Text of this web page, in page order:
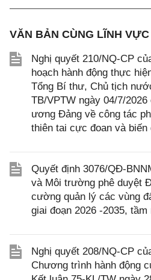
VĂN BẢN CÙNG LĨNH VỰC
Nghị quyết 210/NQ-CP
hoạch hành động thực
Tổng Bí thư, Chủ tịch
TB/VPTW ngày 04/7/
ương Đảng về công tác
thiên tai cực đoan và biến
Quyết định 3076/QĐ-
và Môi trường phê duyệt
cường quản lý các vùng
giai đoạn 2026 -2035,
Nghị quyết 208/NQ-CP
Chương trình hành động